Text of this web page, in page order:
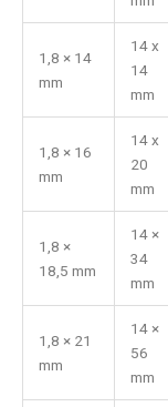
1,8 × 14
mm
14 x
14
mm
1,8 × 16
mm
14 x
20
mm
1,8 ×
18,5 mm
14 ×
34
mm
1,8 × 21
mm
14 ×
56
mm